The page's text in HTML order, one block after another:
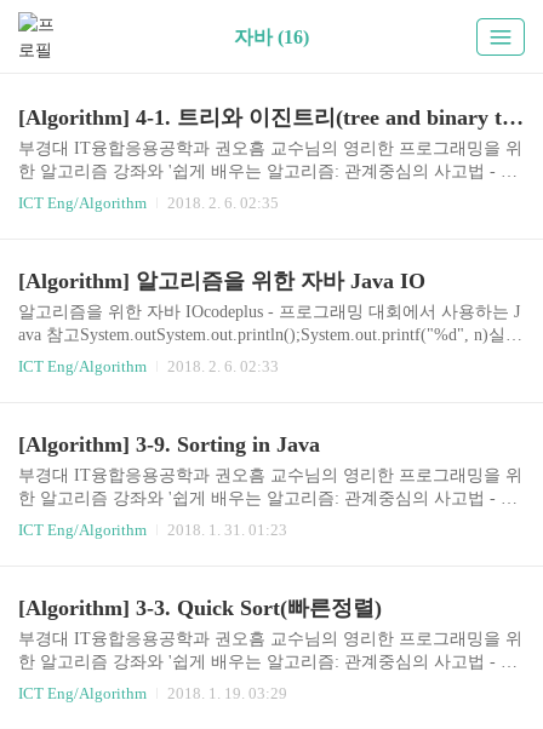
자바 (16)
[Algorithm] 4-1. 트리와 이진트리(tree and binary tree)
부경대 IT융합응용공학과 권오흠 교수님의 영리한 프로그래밍을 위
한 알고리즘 강좌와 '쉽게 배우는 알고리즘: 관계중심의 사고법 - 문
병로'등을 통한 알고리즘 학습 강좌 링크4-1. 트리와 이진트리트리(T
ree)계층적인 구조를 표현하기 위해 사용하는 자료구조조직도디렉
트라고 한다.부모-자식(parent-child) 관계각 노드들의 상하 관계를
부모-자식(parent-child)관계로 나타낸다.형제 관계(sibling)루트노드
를 제외한 트리의 모든 노드들은 유일한 부모노드를 가진다.부모가
노드들을 leaf노..
ICT Eng/Algorithm 2018. 2. 6. 02:35
[Algorithm] 알고리즘을 위한 자바 Java IO
알고리즘을 위한 자바 IOcodeplus - 프로그래밍 대회에서 사용하는 J
ava 참고System.outSystem.out.println();System.out.printf("%d", n)실수
형, 문자형 자료 출력 가능Scannernext[자료형]을 이용해서 입력을
받을 수 있고,hasNext[자료형]을 이용해서 입력받을 수 있는 자료형
b; a = scanner.nextInt(); b = scanner.nextInt(); System.out.println(a + b);
} ..
ICT Eng/Algorithm 2018. 2. 6. 02:33
[Algorithm] 3-9. Sorting in Java
부경대 IT융합응용공학과 권오흠 교수님의 영리한 프로그래밍을 위
한 알고리즘 강좌와 '쉽게 배우는 알고리즘: 관계중심의 사고법 - 문
병로'등을 통한 알고리즘 학습 강좌 링크3-9. Sorting in Java일반적으
로 정렬은 가장 기본적인 알고리즘이기 때문에, 대부분의 프로그래
고 볼 수 있다.Java에서의 sorting을 알아본다. 기본 타입 데이터의 정
렬Arrays 클래스가 primitive 타입 데이터를 위한 정렬 메소드를 제공
한다. int[] data = new int[capacity]; ​ //data[0]에서 data[capacity-1]까지
ICT Eng/Algorithm 2018. 1. 31. 01:23
[Algorithm] 3-3. Quick Sort(빠른정렬)
부경대 IT융합응용공학과 권오흠 교수님의 영리한 프로그래밍을 위
한 알고리즘 강좌와 '쉽게 배우는 알고리즘: 관계중심의 사고법 - 문
병로'등을 통한 알고리즘 학습 강좌 링크3-3. 빠른정렬(Quick Sort)분
할정복법분할배열을 다음과 같은 조건이 만족되도록 두 부분으로
ICT Eng/Algorithm 2018. 1. 19. 03:29